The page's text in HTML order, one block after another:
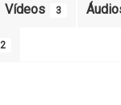
Vídeos 3
2